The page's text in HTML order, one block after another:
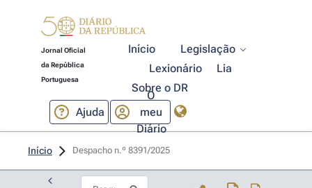
Jornal Oficial
da República
Portuguesa
Início
Legislação
Lexionário
Lia
Sobre o DR
Ajuda
O
meu
Diário
Início Despacho n.º 8391/2025